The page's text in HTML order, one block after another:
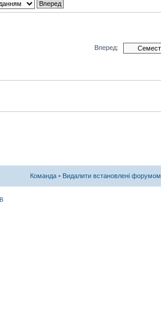
Вперед:
Команда • Видалити встановлені